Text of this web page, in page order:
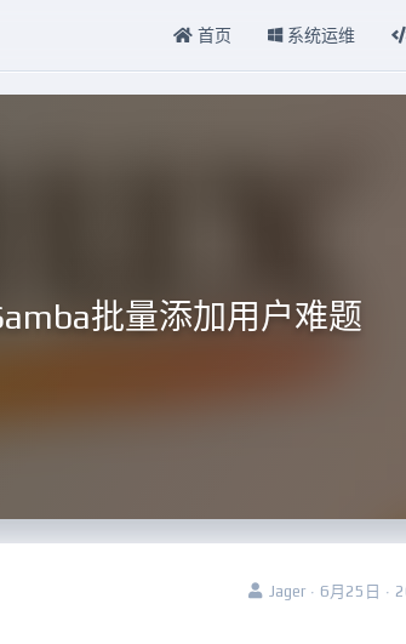
首页 系统运维
批量添加用户难题
Jager · 6月25日 ·